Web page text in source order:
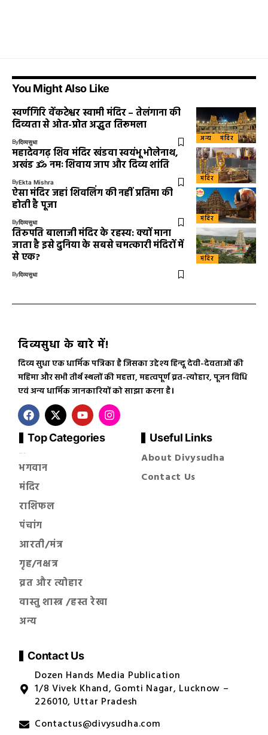
You Might Also Like
अन्य मंदिर
स्वर्णगिरि वेंकटेश्वर स्वामी मंदिर – तेलंगाना की
दिव्यता से ओत-प्रोत अद्भुत तिरूमला
Byदिव्यसुधा
मंदिर
महादेवगढ़ शिव मंदिर खंडवा स्वयंभू भोलेनाथ,
अखंड ॐ नमः शिवाय जाप और दिव्य शांति
ByEkta Mishra
मंदिर
ऐसा मंदिर जहां शिवलिंग की नहीं प्रतिमा की
होती है पूजा
Byदिव्यसुधा
मंदिर
तिरुपति बालाजी मंदिर के रहस्य: क्यों माना
जाता है इसे दुनिया के सबसे चमत्कारी मंदिरों में
से एक?
Byदिव्यसुधा
दिव्यसुधा के बारे में!
दिव्य सुधा एक धार्मिक पत्रिका है जिसका उद्देश्य हिन्दू देवी-देवताओं की
महिमा और सभी तीर्थ स्थलों की महत्ता, महत्वपूर्ण व्रत-त्योहार, पूजन विधि
एवं अन्य धार्मिक जानकारियों को साझा करना है।
Top Categories
सनातन धर्म
भगवान
मंदिर
राशिफल
पंचांग
आरती/मंत्र
गृह/नक्षत्र
व्रत और त्योहार
वास्तु शास्त्र /हस्त रेखा
अन्य
Useful Links
About Divysudha
Contact Us
Contact Us
Dozen Hands Media Publication
1/8 Vivek Khand, Gomti Nagar, Lucknow –
226010, Uttar Pradesh
Contactus@divysudha.com